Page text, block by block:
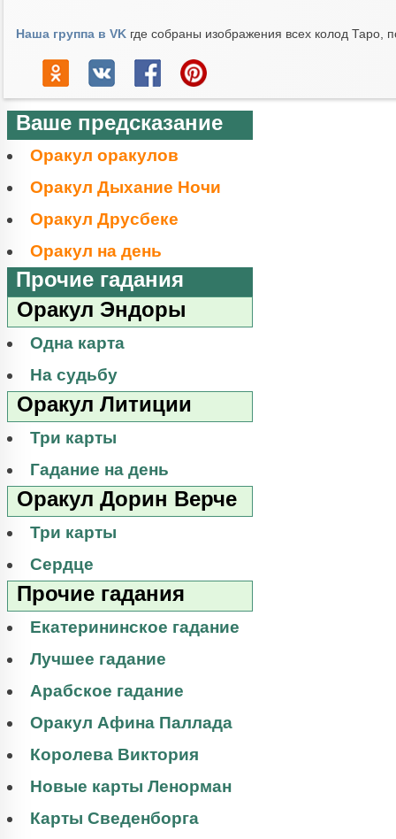
Наша группа в VKгде собраны изображения всех колод Таро,
Ваше предсказание
Оракул оракулов
Оракул Дыхание Ночи
Оракул Друсбеке
Оракул на день
Прочие гадания
Оракул Эндоры
Одна карта
На судьбу
Оракул Литиции
Три карты
Гадание на день
Оракул Дорин Верче
Три карты
Сердце
Прочие гадания
Екатерининское гадание
Лучшее гадание
Арабское гадание
Оракул Афина Паллада
Королева Виктория
Новые карты Ленорман
Карты Сведенборга